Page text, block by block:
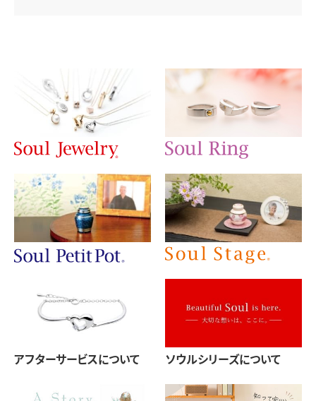
アフターサービスについて ソウルシリーズについて